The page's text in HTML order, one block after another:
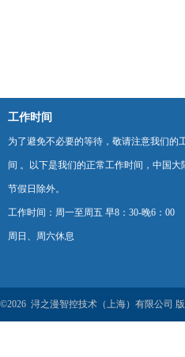
工作时间
为了避免不必要的等待，敬请注意我们的
间 。以下是我们的正常工作时间，中国大
节假日除外。
工作时间：周一至周五 早8：30-晚6：00
周日、周六休息
©2026 浔之漫智控技术（上海）有限公司